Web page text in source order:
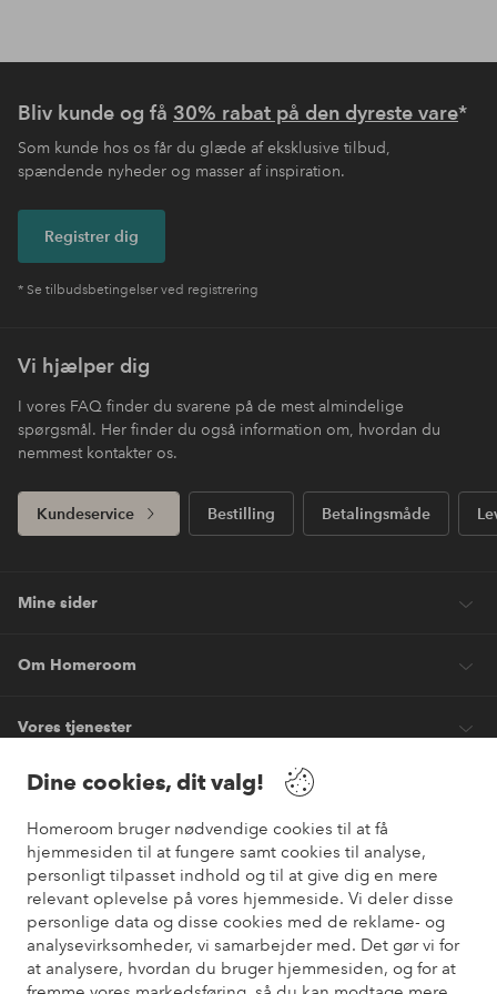
Dine cookies, dit valg!
Homeroom bruger nødvendige cookies til at få
hjemmesiden til at fungere samt cookies til analyse,
personligt tilpasset indhold og til at give dig en mere
relevant oplevelse på vores hjemmeside. Vi deler disse
personlige data og disse cookies med de reklame- og
analysevirksomheder, vi samarbejder med. Det gør vi for
at analysere, hvordan du bruger hjemmesiden, og for at
Bliv kunde og få 30% rabat på den dyreste vare*
Som kunde hos os får du glæde af eksklusive tilbud,
spændende nyheder og masser af inspiration.
Registrer dig
* Se tilbudsbetingelser ved registrering
Vi hjælper dig
I vores FAQ finder du svarene på de mest almindelige
spørgsmål. Her finder du også information om, hvordan du
nemmest kontakter os.
Kundeservice Bestilling Betalingsmåde
Mine sider
Om Homeroom
Vores tjenester
Vilkår
Venner
Sikre betalinger
Vil du vide mere om vores betalingsmuligheder ?